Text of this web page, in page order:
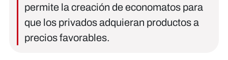
permite la creación de economatos para
que los privados adquieran productos a
precios favorables.